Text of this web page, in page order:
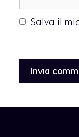
web
Salva il